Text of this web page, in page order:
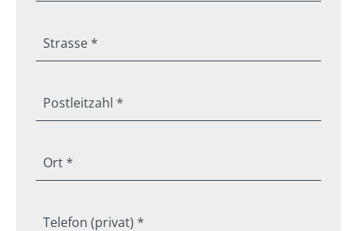
Strasse *
Postleitzahl *
Ort *
Telefon (privat) *